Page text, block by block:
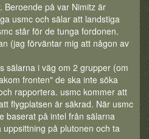
Beroende på var Nimitz är
usmc och sälar att landstiga
står för de tunga fordonen.
(jag förväntar mig att någon av
sälarna i väg om 2 grupper (om
fronten" de ska inte söka
rapportera. usmc kommer att
flygplatsen är säkrad. När usmc
baserat på intel från sälarna
på plutonen och ta